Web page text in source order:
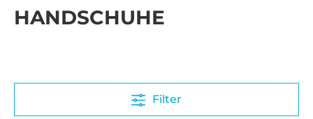
HANDSCHUHE
Filter